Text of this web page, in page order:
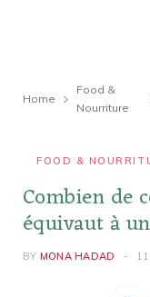
Home
Food &
Nourriture
FOOD &
Combien de
équivaut à
BY MONA HADAD